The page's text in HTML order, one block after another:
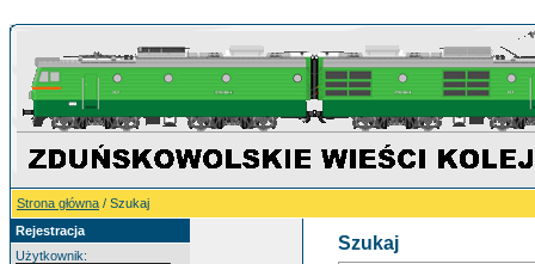
Strona główna / Szukaj
Rejestracja
Użytkownik:
Szukaj